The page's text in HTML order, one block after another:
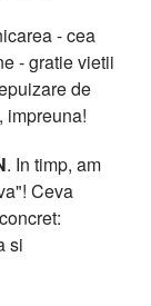
- cea
- gratie vietii
de
impreuna!
. In timp, am
Ceva
si